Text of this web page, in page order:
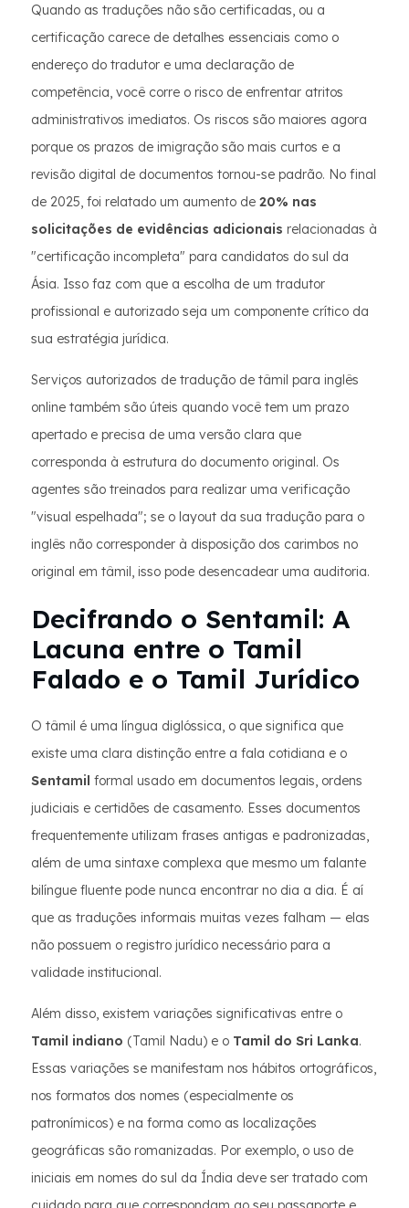
Quando as traduções não são certificadas, ou a
certificação carece de detalhes essenciais como o
endereço do tradutor e uma declaração de
competência, você corre o risco de enfrentar atritos
administrativos imediatos. Os riscos são maiores agora
porque os prazos de imigração são mais curtos e a
revisão digital de documentos tornou-se padrão. No final
de 2025, foi relatado um aumento de 20% nas
solicitações de evidências adicionais relacionadas à
"certificação incompleta" para candidatos do sul da
Ásia. Isso faz com que a escolha de um tradutor
profissional e autorizado seja um componente crítico da
sua estratégia jurídica.
Serviços autorizados de tradução de tâmil para inglês
online também são úteis quando você tem um prazo
apertado e precisa de uma versão clara que
corresponda à estrutura do documento original. Os
agentes são treinados para realizar uma verificação
"visual espelhada"; se o layout da sua tradução para o
inglês não corresponder à disposição dos carimbos no
original em tâmil, isso pode desencadear uma auditoria.
Decifrando o Sentamil: A
Lacuna entre o Tamil
Falado e o Tamil Jurídico
O tâmil é uma língua diglóssica, o que significa que
existe uma clara distinção entre a fala cotidiana e o
Sentamil formal usado em documentos legais, ordens
judiciais e certidões de casamento. Esses documentos
frequentemente utilizam frases antigas e padronizadas,
além de uma sintaxe complexa que mesmo um falante
bilíngue fluente pode nunca encontrar no dia a dia. É aí
que as traduções informais muitas vezes falham — elas
não possuem o registro jurídico necessário para a
validade institucional.
Além disso, existem variações significativas entre o
Tamil indiano (Tamil Nadu) e o Tamil do Sri Lanka.
Essas variações se manifestam nos hábitos ortográficos,
nos formatos dos nomes (especialmente os
patronímicos) e na forma como as localizações
geográficas são romanizadas. Por exemplo, o uso de
iniciais em nomes do sul da Índia deve ser tratado com